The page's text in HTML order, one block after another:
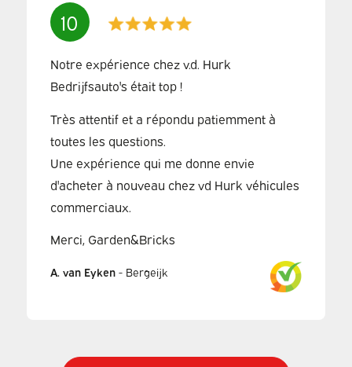
10
Notre expérience chez v.d. Hurk
Bedrijfsauto's était top !
Très attentif et a répondu patiemment à
toutes les questions.
Une expérience qui me donne envie
d'acheter à nouveau chez vd Hurk véhicules
commerciaux.
Merci, Garden&Bricks
A. van Eyken- Bergeijk